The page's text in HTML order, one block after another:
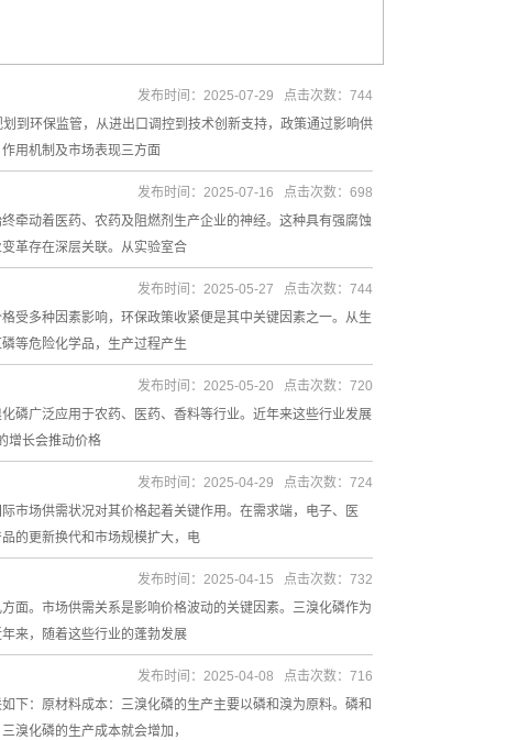
到环保监管，从进出口调控到技术创新支持，政策通过影响供
用机制及市场表现三方面
发布时间：2025-07-29 点击次数：744
牵动着医药、农药及阻燃剂生产企业的神经。这种具有强腐蚀
革存在深层关联。从实验室合
发布时间：2025-07-16 点击次数：698
受多种因素影响，环保政策收紧便是其中关键因素之一。从生
等危险化学品，生产过程产生
发布时间：2025-05-27 点击次数：744
磷广泛应用于农药、医药、香料等行业。近年来这些行业发展
增长会推动价格
发布时间：2025-05-20 点击次数：720
市场供需状况对其价格起着关键作用。在需求端，电子、医
的更新换代和市场规模扩大，电
发布时间：2025-04-29 点击次数：724
面。市场供需关系是影响价格波动的关键因素。三溴化磷作为
来，随着这些行业的蓬勃发展
发布时间：2025-04-15 点击次数：732
下：原材料成本：三溴化磷的生产主要以磷和溴为原料。磷和
溴化磷的生产成本就会增加，
发布时间：2025-04-08 点击次数：716